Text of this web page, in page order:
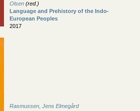
Olsen (red.)
Language and Prehistory of the Indo-
European Peoples
2017
Rasmussen, Jens Elmegård